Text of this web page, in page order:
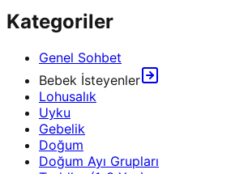
Kategoriler
Genel Sohbet
Bebek İsteyenler
Lohusalık
Uyku
Gebelik
Doğum
Doğum Ayı Grupları